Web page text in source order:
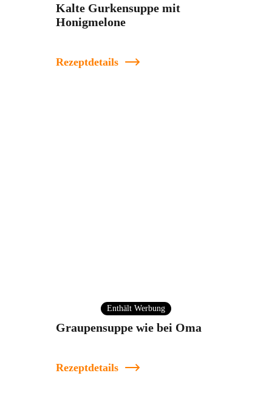
Kalte Gurkensuppe mit
Honigmelone
Rezeptdetails
Enthält Werbung
Graupensuppe wie bei Oma
Rezeptdetails